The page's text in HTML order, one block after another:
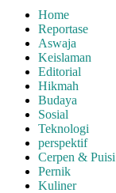
Home
Reportase
Aswaja
Keislaman
Editorial
Hikmah
Budaya
Sosial
Teknologi
perspektif
Cerpen & Puisi
Pernik
Kuliner